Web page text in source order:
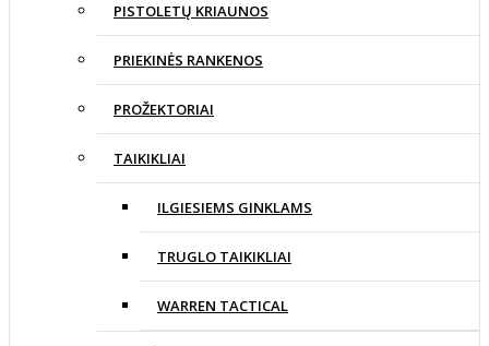
PISTOLETŲ KRIAUNOS
PRIEKINĖS RANKENOS
PROŽEKTORIAI
TAIKIKLIAI
ILGIESIEMS GINKLAMS
TRUGLO TAIKIKLIAI
WARREN TACTICAL